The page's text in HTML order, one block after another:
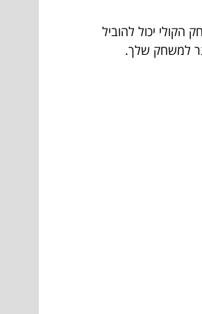
יכול להוביל
למשחק שלך.